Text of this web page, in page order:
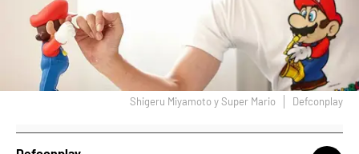
Shigeru Miyamoto y Super Mario Defconplay